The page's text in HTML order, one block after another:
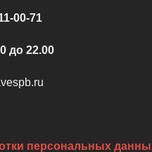
00-71
до 22.00
персональных